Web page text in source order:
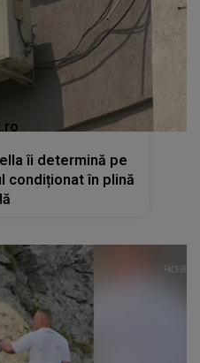
îi determină pe
condiționat în plină